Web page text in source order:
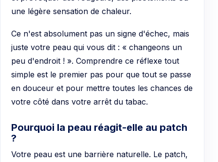
une légère sensation de chaleur.
Ce n'est absolument pas un signe d'échec, mais
juste votre peau qui vous dit : « changeons un
peu d'endroit ! ». Comprendre ce réflexe tout
simple est le premier pas pour que tout se passe
en douceur et pour mettre toutes les chances de
votre côté dans votre arrêt du tabac.
Pourquoi la peau réagit-elle au patch
?
Votre peau est une barrière naturelle. Le patch,